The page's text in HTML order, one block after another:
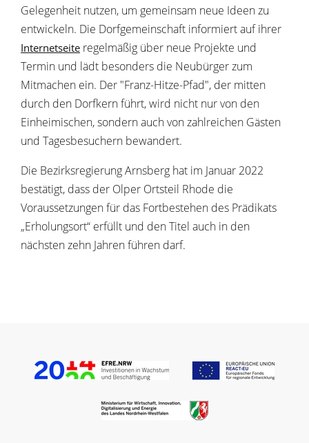
Gelegenheit nutzen, um gemeinsam neue Ideen zu
entwickeln. Die Dorfgemeinschaft informiert auf ihrer
Internetseite regelmäßig über neue Projekte und
Termin und lädt besonders die Neubürger zum
Mitmachen ein. Der "Franz-Hitze-Pfad", der mitten
durch den Dorfkern führt, wird nicht nur von den
Einheimischen, sondern auch von zahlreichen Gästen
und Tagesbesuchern bewandert.
Die Bezirksregierung Arnsberg hat im Januar 2022
bestätigt, dass der Olper Ortsteil Rhode die
Voraussetzungen für das Fortbestehen des Prädikats
„Erholungsort“ erfüllt und den Titel auch in den
nächsten zehn Jahren führen darf.